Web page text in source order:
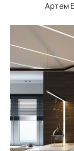
Артем